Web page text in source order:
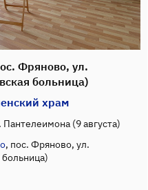
Фряново, ул.
больница)
храм
Пантелеимона (9 августа)
, пос. Фряново, ул.